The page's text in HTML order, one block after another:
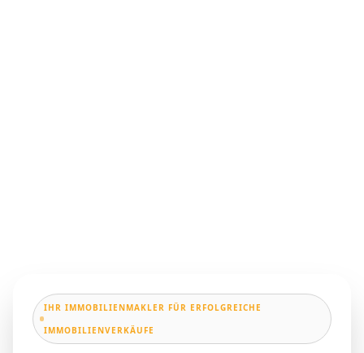
IHR IMMOBILIENMAKLER FÜR ERFOLGREICHE
IMMOBILIENVERKÄUFE